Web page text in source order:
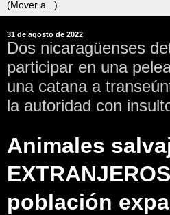
31 de agosto de 2022
Dos nicaragüenses
participar en una
una catana a
la autoridad con
Animales
población